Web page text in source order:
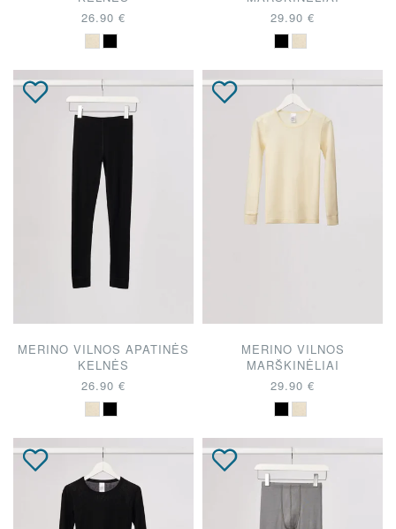
26.90 €
29.90 €
MERINO VILNOS APATINĖS
KELNĖS
26.90 €
MERINO VILNOS
MARŠKINĖLIAI
29.90 €